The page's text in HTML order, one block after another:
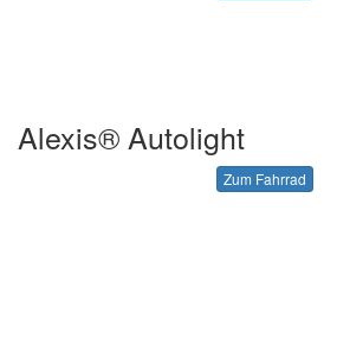
Alexis® Autolight
Zum Fahrrad